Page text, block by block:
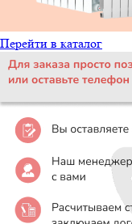
Перейти в каталог